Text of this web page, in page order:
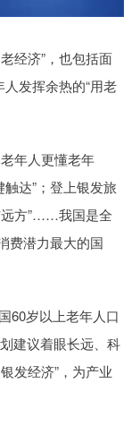
经济”，也包括面
发挥余热的“用老
年人更懂老年
达”；登上银发旅
远方”……我国是全
费潜力最大的国
60岁以上老年人口
建议着眼长远、科
发经济”，为产业